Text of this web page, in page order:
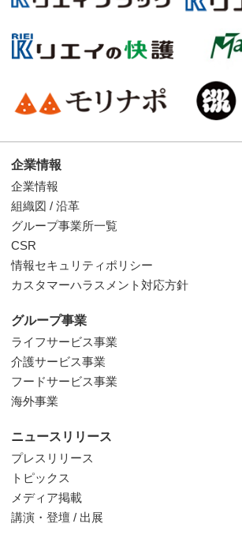
企業情報
企業情報
組織図 / 沿革
グループ事業所一覧
CSR
情報セキュリティポリシー
カスタマーハラスメント対応方針
グループ事業
ライフサービス事業
介護サービス事業
フードサービス事業
海外事業
ニュースリリース
プレスリリース
トピックス
メディア掲載
講演・登壇 / 出展